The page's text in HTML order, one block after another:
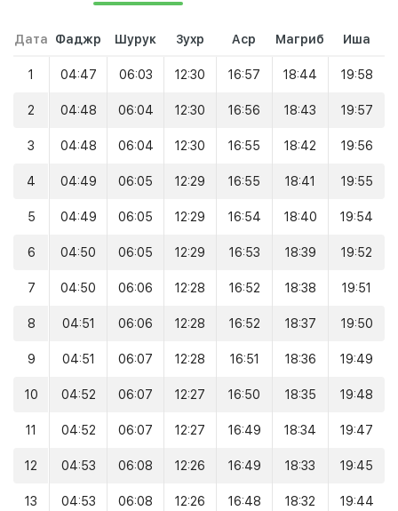
Дата Фаджр Шурук Зухр Аср Магриб Иша
1 04:47 06:03 12:30 16:57 18:44 19:58
2 04:48 06:04 12:30 16:56 18:43 19:57
3 04:48 06:04 12:30 16:55 18:42 19:56
4 04:49 06:05 12:29 16:55 18:41 19:55
5 04:49 06:05 12:29 16:54 18:40 19:54
6 04:50 06:05 12:29 16:53 18:39 19:52
7 04:50 06:06 12:28 16:52 18:38 19:51
8 04:51 06:06 12:28 16:52 18:37 19:50
9 04:51 06:07 12:28 16:51 18:36 19:49
10 04:52 06:07 12:27 16:50 18:35 19:48
11 04:52 06:07 12:27 16:49 18:34 19:47
12 04:53 06:08 12:26 16:49 18:33 19:45
13 04:53 06:08 12:26 16:48 18:32 19:44